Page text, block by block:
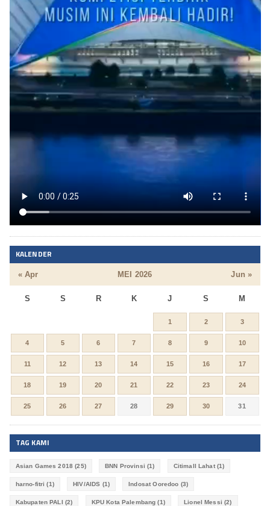
KALENDER
MEI 2026
S S R K J S M
« Apr Jun »
1 2 3
4 5 6 7 8 9 10
11 12 13 14 15 16 17
18 19 20 21 22 23 24
25 26 27 28 29 30 31
TAG KAMI
Asian Games 2018 (25) BNN Provinsi (1) Citimall Lahat(1)
harno-fitri (1) HIV/AIDS (1) Indosat Ooredoo (3)
Kabupaten PALI (2) KPU Kota Palembang (1) Lionel Messi (2)